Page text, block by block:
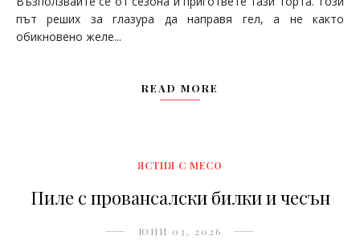
път реших за глазура да направя гел, а не както
обикновено желе...
READ MORE
ЯСТИЯ С МЕСО
Пиле с провансалски билки и чесън
ЮНИ 03, 2026